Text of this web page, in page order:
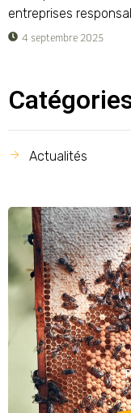
entreprises
4 septembre 2025
Actualités